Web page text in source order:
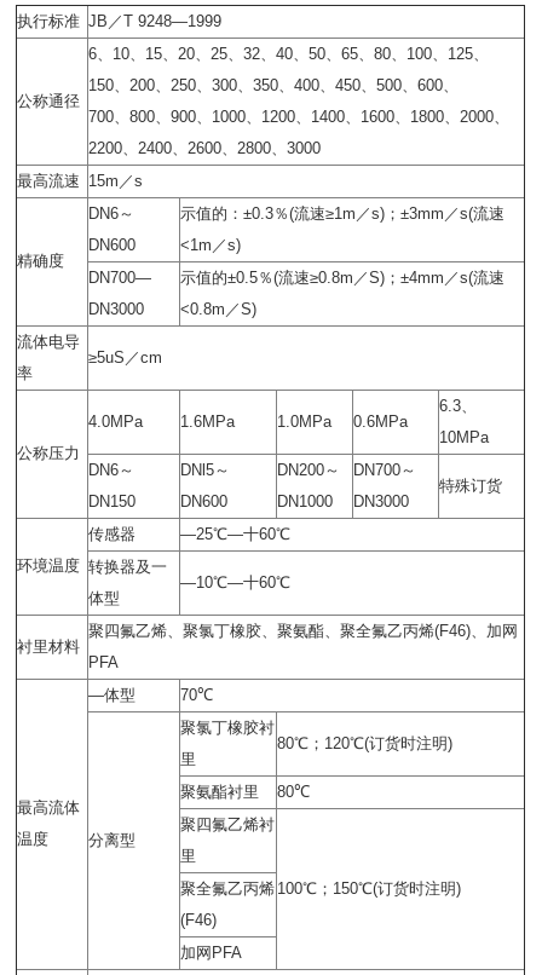
执行标准 JB ／T 9248—1999
公称通径
6、10、15、20、25、32、40、50、65、80、 100、 125、
150、200、250、300、350、400、450、500、600、
700、800、900、 1000、 1200、 1400、 1600、 1800、2000、
2200、2400、2600、2800、3000
最高流速 15m ／s
精确度
DN6～
DN600
示值的：±0.3％(流速≥1m ／s) ；±3mm ／s(流速
<1m ／s)
DN700—
DN3000
示值的±0.5％(流速≥0.8m ／S) ；±4mm ／s(流速
<0.8m ／S)
流体电导
率
≥5uS ／cm
公称压力
4.0MPa 1.6MPa 1.0MPa 0.6MPa
6.3、
10MPa
DN6～
DN150
DNl5～
DN600
DN200～
DN1000
DN700～
DN3000
特殊订货
环境温度
传感器 —25℃—十60℃
转换器及一
体型
—10℃—十60℃
衬里材料
聚四氟乙烯、聚氯丁橡胶、聚氨酯、聚全氟乙丙烯(F46)、加网
PFA
最高流体
温度
—体型 70℃
分离型
聚氯丁橡胶衬
里
80℃ ； 120℃(订货时注明)
聚氨酯衬里
80℃
聚四氟乙烯衬
里
100℃ ； 150℃(订货时注明)
聚全氟乙丙烯
(F46)
加网 PFA